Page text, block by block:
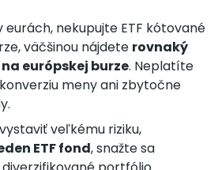
nekupujte ETF kótované
väčšinou nájdete rovnaký
európskej burze. Neplatíte
meny ani zbytočne
veľkému riziku,
ETF fond, snažte sa